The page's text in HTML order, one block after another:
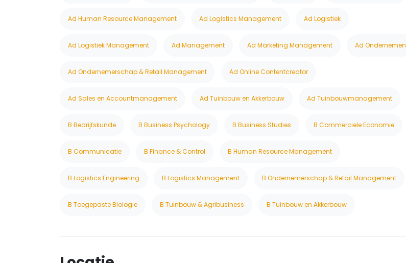
Ad Human Resource Management Ad Logistics Management Ad Logistiek
Ad Logistiek Management Ad Management Ad Marketing Management Ad Ondernemen
Ad Ondernemerschap & Retail Management Ad Online Contentcreator
Ad Sales en Accountmanagement Ad Tuinbouw en Akkerbouw Ad Tuinbouwmanagement
B Bedrijfskunde B Business Psychology B Business Studies B Commerciele Economie
B Communicatie B Finance & Control B Human Resource Management
B Logistics Engineering B Logistics Management B Ondernemerschap & Retail Management
B Toegepaste Biologie B Tuinbouw & Agribusiness B Tuinbouw en Akkerbouw